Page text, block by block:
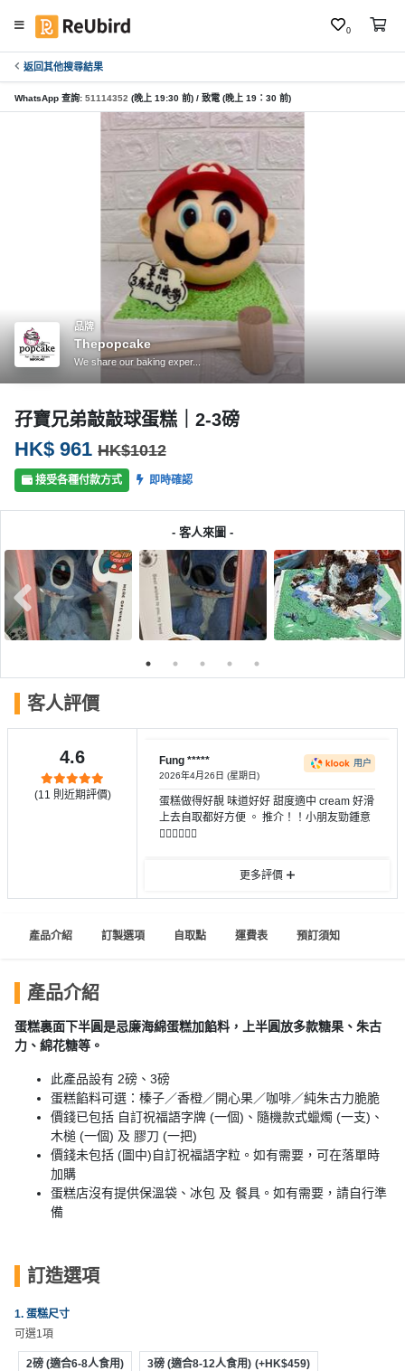
0
返回其他搜尋結果
WhatsApp 查詢: 51114352 (晚上 19:30 前) / 致電 (晚上 19：30 前)
繁
中
E
服
務
產
分
類
r
t
y
o
m
美
蛋
束
花
藝
品
製
物
佈
置
用
動
類
型
a
r
祝
日
拍
拖
企
公
活
禮
親
子
活
略
活
員
知
件
夾
侶
單
品牌
Thepopcake
We share our baking exper...
孖寶兄弟敲敲球蛋糕｜2-3磅
HK$ 961 HK$1012
接受各種付款方式 即時確認
- 客人來圖 -
客人評價
4.6
(11 則近期評價)
Fung *****
2026年4月26日 (星期日)
用户
蛋糕做得好靚 味道好好 甜度適中 cream 好滑
上去自取都好方便 。 推介！！小朋友勁鍾意
👍🏻👍🏻👍🏻
更多評價
產品介紹 訂製選項 自取點 運費表 預訂須知
產品介紹
蛋糕裏面下半圓是忌廉海綿蛋糕加餡料，上半圓放多款糖果、朱古
力、綿花糖等。
此產品設有 2磅、3磅
蛋糕餡料可選：榛子／香橙／開心果／咖啡／純朱古力脆脆
價錢已包括 自訂祝福語字牌 (一個)、隨機款式蠟燭 (一支)、
木槌 (一個) 及 膠刀 (一把)
價錢未包括 (圖中)自訂祝福語字粒。如有需要，可在落單時
加購
蛋糕店沒有提供保溫袋、冰包 及 餐具。如有需要，請自行準
備
訂造選項
1. 蛋糕尺寸
可選1項
2磅 (適合6-8人食用) 3磅 (適合8-12人食用) (+HK$459)